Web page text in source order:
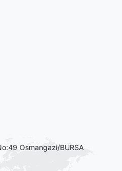
Osmangazi/BURSA